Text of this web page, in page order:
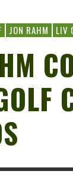
JON RAHM LIV